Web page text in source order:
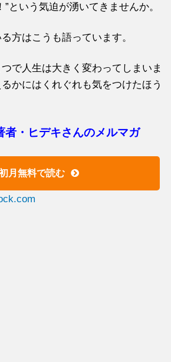
という気迫が湧いてきませんか。
方はこうも語っています。
で人生は大きく変わってしまいま
るかにはくれぐれも気をつけたほう
者・ヒデキさんのメルマガ
月無料で読む